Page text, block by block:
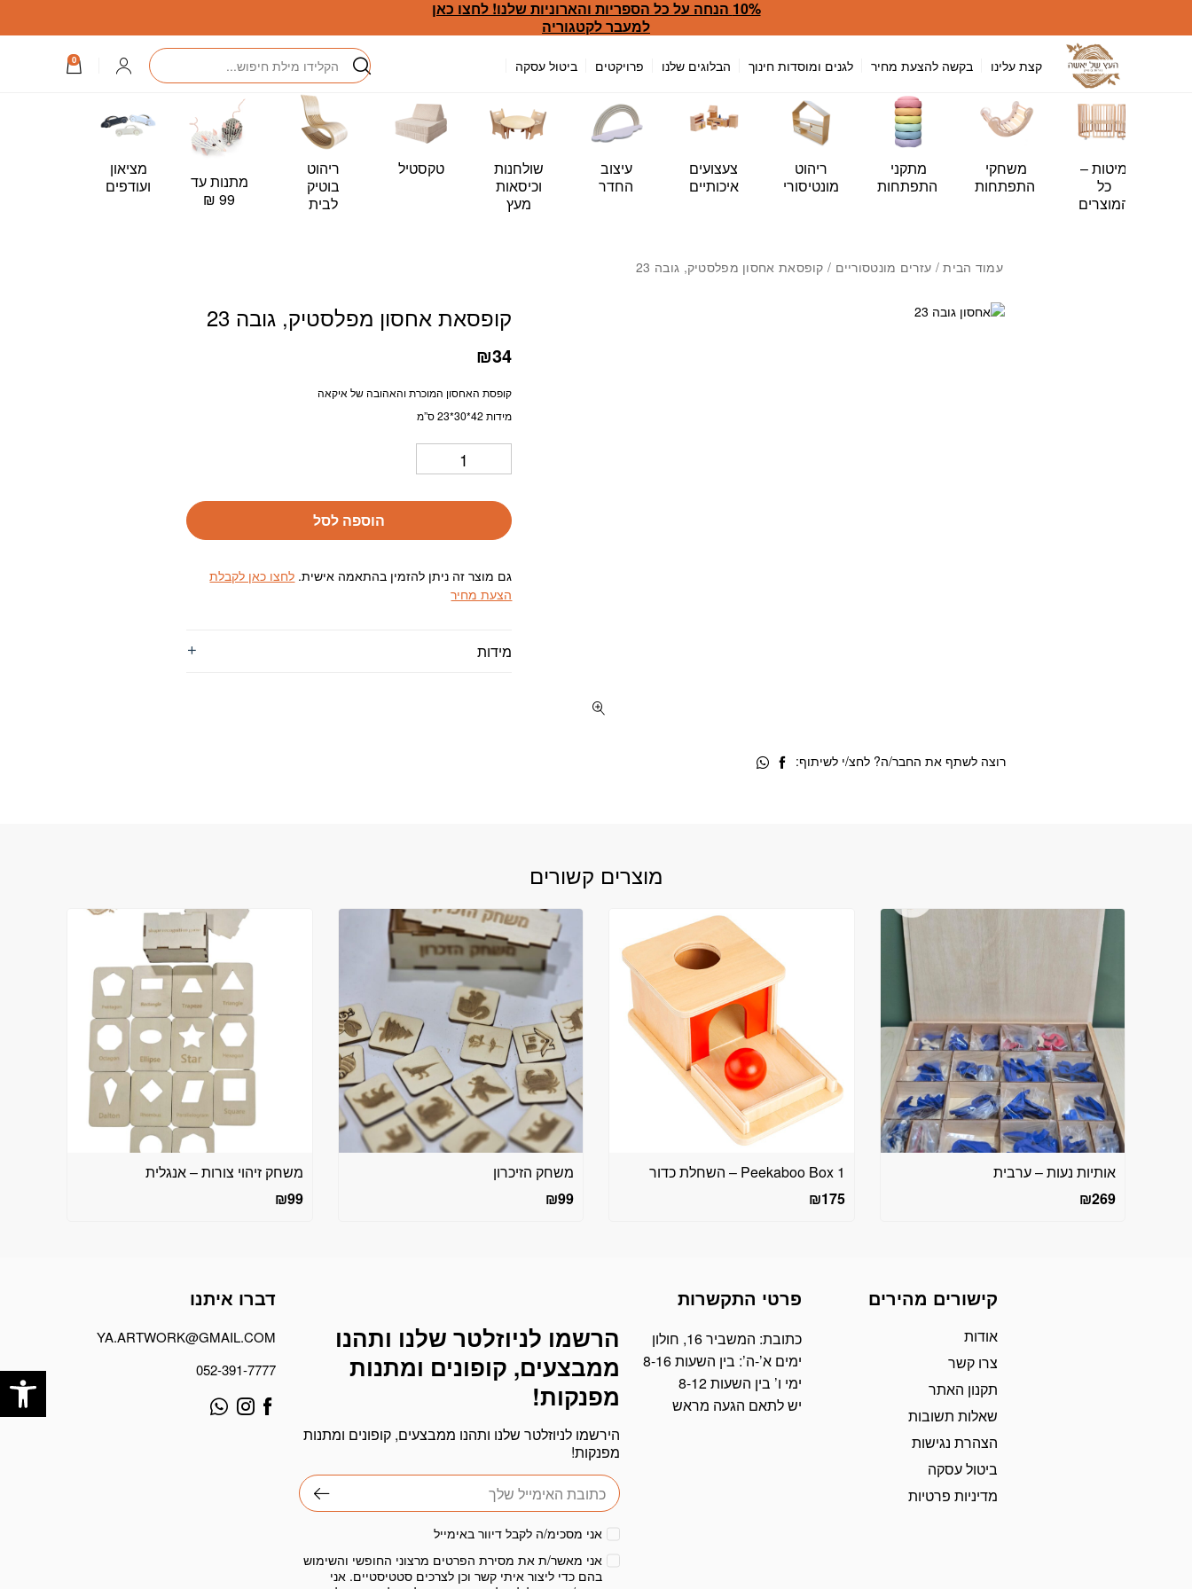
10% הנחה על כל הספריות והארוניות שלנו! לחצו כאן
למעבר לקטגוריה
קצת עלינו בקשה להצעת מחיר לגנים ומוסדות חינוך הבלוגים שלנו פרויקטים ביטול עסקה
חיפוש התחברות
0
מיטות –
כל
המוצרים
משחקי
התפתחות
מתקני
התפתחות
ריהוט
מונטיסורי
צעצועים
איכותיים
עיצוב
החדר
שולחנות
וכיסאות
מעץ
טקסטיל
ריהוט
בוטיק
לבית
מתנות עד
99 ₪
מציאון
ועודפים
עמוד הבית/ עזרים מונטסוריים / קופסאת אחסון מפלסטיק, גובה 23
קופסאת אחסון מפלסטיק, גובה 23
₪34
קופסת האחסון המוכרת והאהובה של איקאה
מידות 42*30*23 ס”מ
כמות קופסאת אחסון מפלסטיק, גובה 23
הוספה לסל
גם מוצר זה ניתן להזמין בהתאמה אישית. לחצו כאן לקבלת
הצעת מחיר
מידות
רוצה לשתף את החבר/ה? לחצ/י לשיתוף:
מוצרים קשורים
אותיות נעות – ערבית
₪269
Peekaboo Box 1 – השחלת כדור
₪175
משחק הזיכרון
₪99
משחק זיהוי צורות – אנגלית
₪99
קישורים מהירים
אודות
צרו קשר
תקנון האתר
שאלות תשובות
הצהרת נגישות
ביטול עסקה
מדיניות פרטיות
פרטי התקשרות
כתובת: המשביר 16, חולון
ימים א’-ה’: בין השעות 8-16
ימי ו’ בין השעות 8-12
יש לתאם הגעה מראש
דברו איתנו
YA.ARTWORK@GMAIL.COM
052-391-7777
הרשמו לניוזלטר שלנו ותהנו
ממבצעים, קופונים ומתנות
מפנקות!
הירשמו לניוזלטר שלנו ותהנו ממבצעים, קופונים ומתנות
מפנקות!
דוא׳׳ל
אני מסכימ/ה לקבל דיוור באימייל
אני מאשר/ת את מסירת הפרטים מרצוני החופשי והשימוש
בהם כדי ליצור איתי קשר וכן לצרכים סטטיסטיים. אני